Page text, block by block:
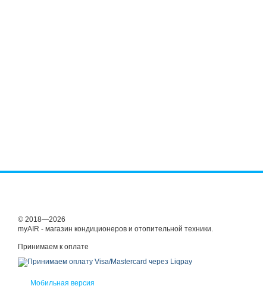
© 2018—2026
myAIR - магазин кондиционеров и отопительной техники.
Принимаем к оплате
Мобильная версия